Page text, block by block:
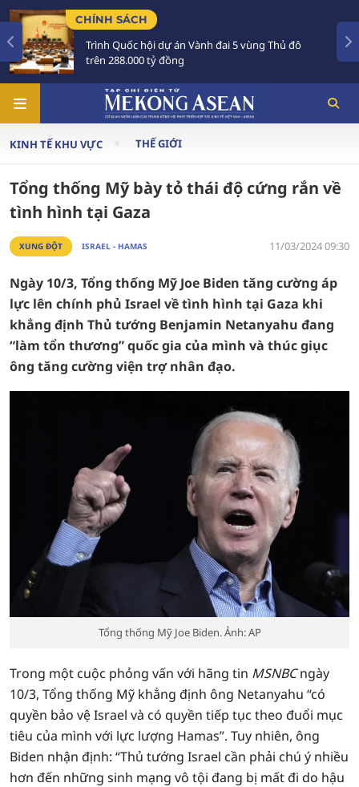
CHÍNH SÁCH
Trình Quốc hội dự án Vành đai 5 vùng Thủ đô
trên 288.000 tỷ đồng
KINH TẾ KHU VỰC THẾ GIỚI
Tổng thống Mỹ bày tỏ thái độ cứng rắn về
tình hình tại Gaza
XUNG ĐỘT ISRAEL - HAMAS 11/03/2024 09:30
Ngày 10/3, Tổng thống Mỹ Joe Biden tăng cường áp
lực lên chính phủ Israel về tình hình tại Gaza khi
khẳng định Thủ tướng Benjamin Netanyahu đang
“làm tổn thương” quốc gia của mình và thúc giục
ông tăng cường viện trợ nhân đạo.
Tổng thống Mỹ Joe Biden. Ảnh: AP
Trong một cuộc phỏng vấn với hãng tin MSNBCngày
10/3, Tổng thống Mỹ khẳng định ông Netanyahu “có
quyền bảo vệ Israel và có quyền tiếp tục theo đuổi mục
tiêu của mình với lực lượng Hamas”. Tuy nhiên, ông
Biden nhận định: “Thủ tướng Israel cần phải chú ý nhiều
hơn đến những sinh mạng vô tội đang bị mất đi do hậu